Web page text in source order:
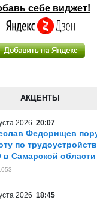
себе виджет!
АКЦЕНТЫ
2026 20:07
Федорищев
по
Самарской области
2026 18:45